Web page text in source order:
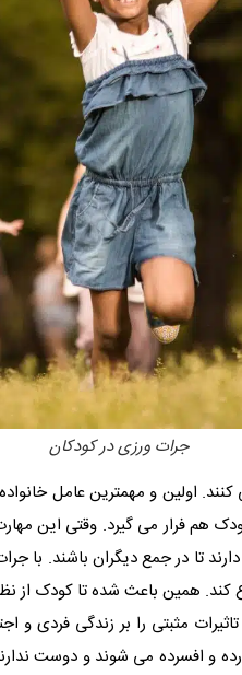
جرات ورزی در کودکان
اولین و مهمترین عامل
هم فرار می گيرد. وقتی این
تا در جمع دیگران باشند.
همین باعث شده تا کودک از
مثبتی را بر زندگی فردی و
و افسرده می شوند و دوست